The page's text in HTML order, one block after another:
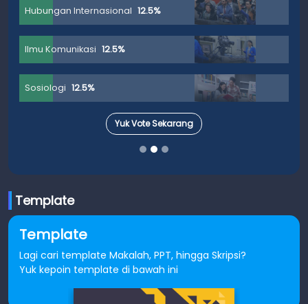
Hubungan Internasional 12.5%
Ilmu Komunikasi 12.5%
Sosiologi 12.5%
Yuk Vote Sekarang
Template
Template
Lagi cari template Makalah, PPT, hingga Skripsi?
Yuk kepoin template di bawah ini